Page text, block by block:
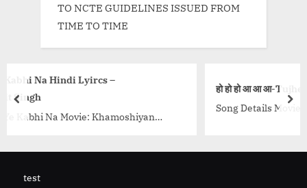
TO NCTE GUIDELINES ISSUED FROM
TIME TO TIME
हो हो हो आ आ आ-Tujhe Rab Ne Banaaya Kis
Song Details Movie: Yaad Rakhegi Duniya
Anuradha Paudwal, Amit Kumar, Kavita
prev
test